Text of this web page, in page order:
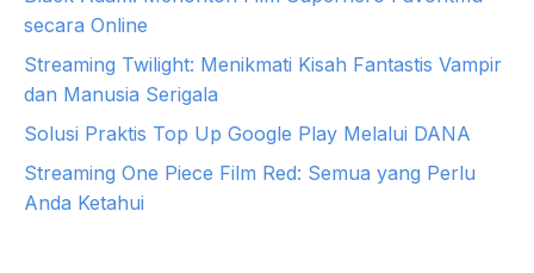
secara Online
Streaming Twilight: Menikmati Kisah Fantastis Vampir
dan Manusia Serigala
Solusi Praktis Top Up Google Play Melalui DANA
Streaming One Piece Film Red: Semua yang Perlu
Anda Ketahui